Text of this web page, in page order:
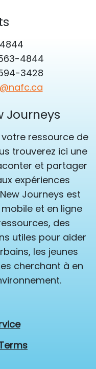
4844
3428
Journeys
votre ressource de
trouverez ici une
et partager
expériences
Journeys est
et en ligne
des
utiles pour aider
les jeunes
cherchant à en